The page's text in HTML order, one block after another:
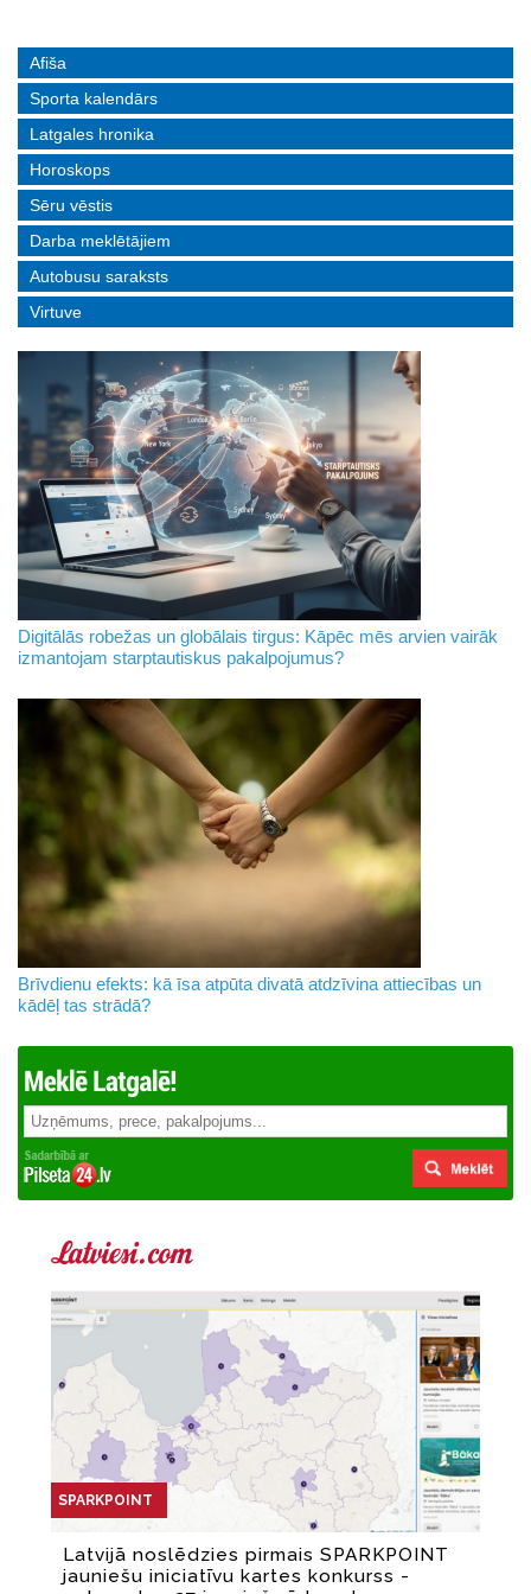
Afiša
Sporta kalendārs
Latgales hronika
Horoskops
Sēru vēstis
Darba meklētājiem
Autobusu saraksts
Virtuve
Digitālās robežas un globālais tirgus: Kāpēc mēs arvien vairāk
izmantojam starptautiskus pakalpojumus?
Brīvdienu efekts: kā īsa atpūta divatā atdzīvina attiecības un
kādēļ tas strādā?